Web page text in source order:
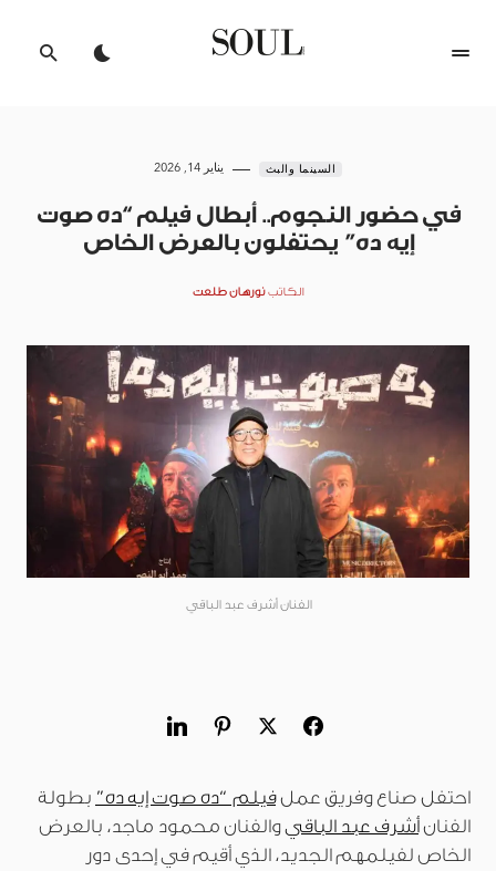
السينما والبث يناير 14, 2026
في حضور النجوم.. أبطال فيلم “ده صوت
إيه ده” يحتفلون بالعرض الخاص
الكاتب نورهان طلعت
الفنان أشرف عبد الباقي
احتفل صناع وفريق عملفيلم “ده صوت إيه ده” بطولة
الفنانأشرف عبد الباقيوالفنان محمود ماجد، بالعرض
الخاص لفيلمهم الجديد، الذي أقيم في إحدى دور